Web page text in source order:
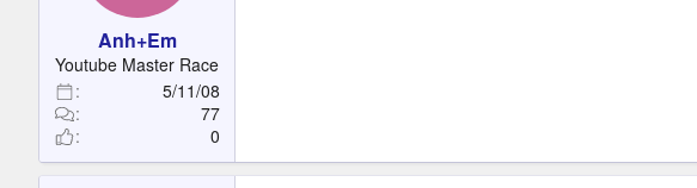
Anh+Em
Youtube Master Race
5/11/08
77
0